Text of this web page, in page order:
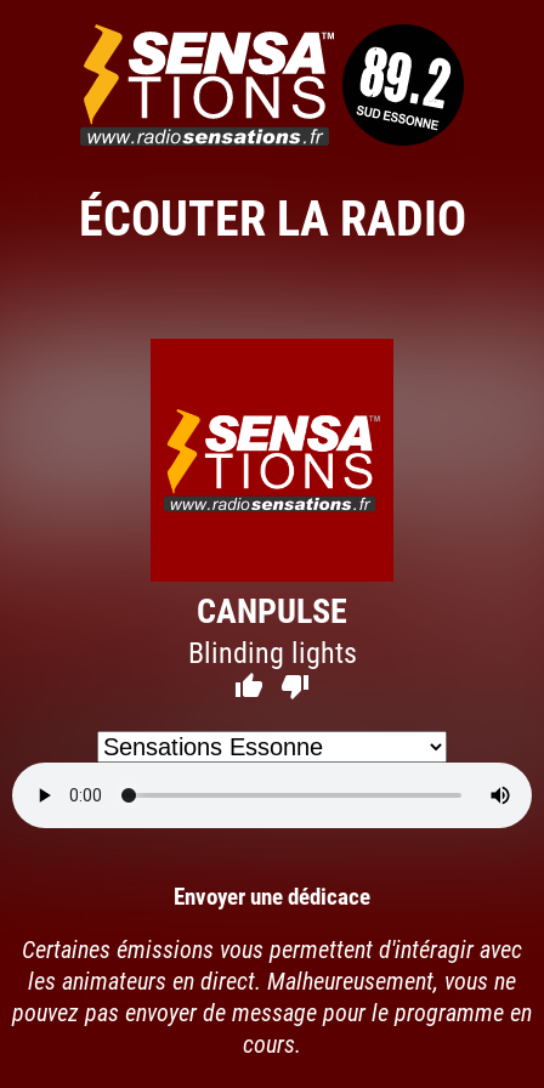
ÉCOUTER LA RADIO
CANPULSE
Blinding lights
 
Envoyer une dédicace
Certaines émissions vous permettent d'intéragir avec
les animateurs en direct. Malheureusement, vous ne
pouvez pas envoyer de message pour le programme en
cours.